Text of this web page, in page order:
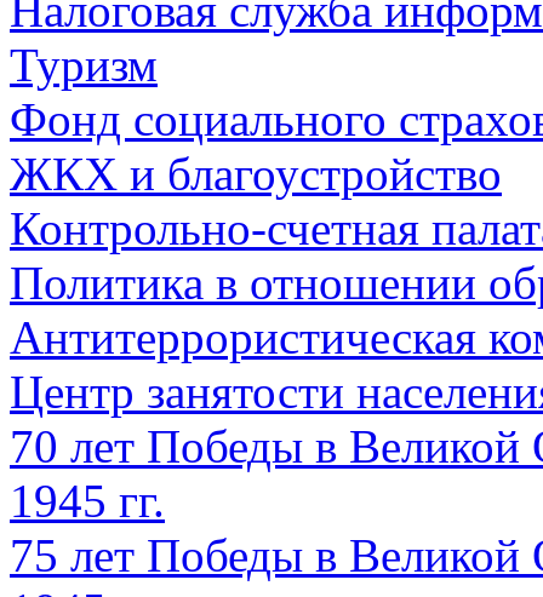
Туризм
Фонд социального
ЖКХ и благоустройство
Контрольно-счетная
Политика в отношении
Антитеррористическая
Центр занятости
70 лет Победы в Великой
1945 гг.
75 лет Победы в Великой